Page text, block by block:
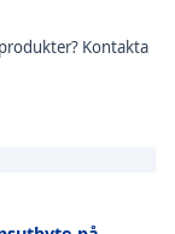
Kontakta